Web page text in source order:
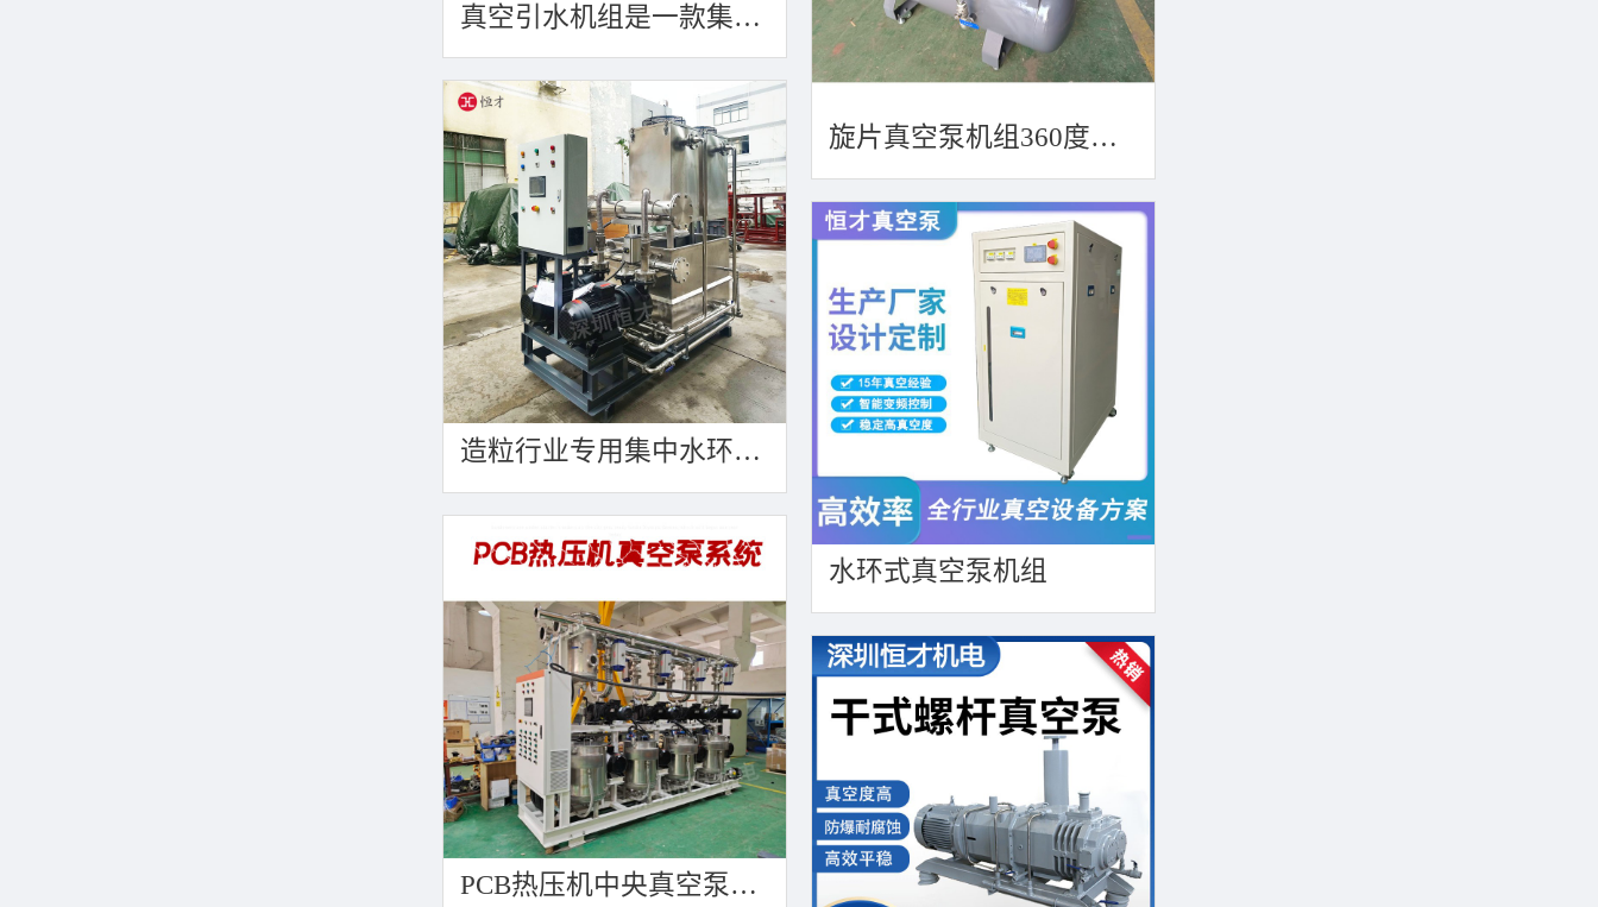
真空引水机组是一款集高效引水装置可过滤泥水沙石
旋片真空泵机组360度轮移动方便携带
造粒行业专用集中水环真空泵机组带动多产线
水环式真空泵机组
PCB热压机中央真空泵系统集中抽真空